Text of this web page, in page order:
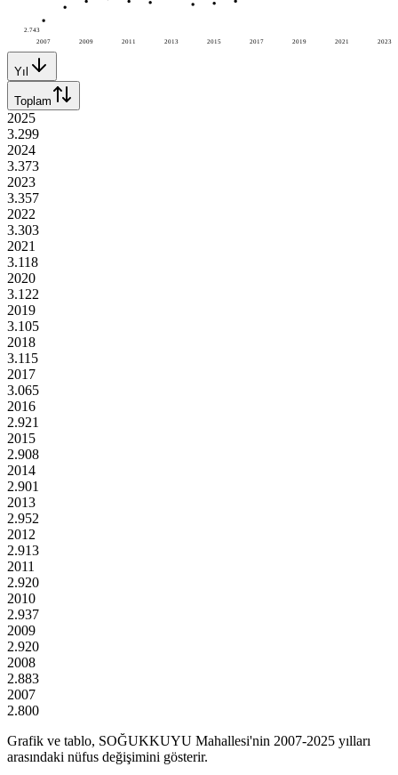
2007 2009 2011 2013 2015 2017 2019 2021 2023
2.743
Yıl
Toplam
2025
3.299
2024
3.373
2023
3.357
2022
3.303
2021
3.118
2020
3.122
2019
3.105
2018
3.115
2017
3.065
2016
2.921
2015
2.908
2014
2.901
2013
2.952
2012
2.913
2011
2.920
2010
2.937
2009
2.920
2008
2.883
2007
2.800
Grafik ve tablo, SOĞUKKUYU Mahallesi'nin 2007-2025 yılları
arasındaki nüfus değişimini gösterir.